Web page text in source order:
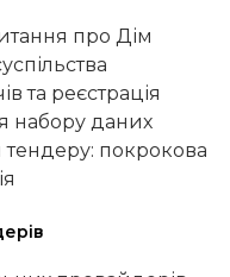
про Дім
та реєстрація
набору даних
покрокова